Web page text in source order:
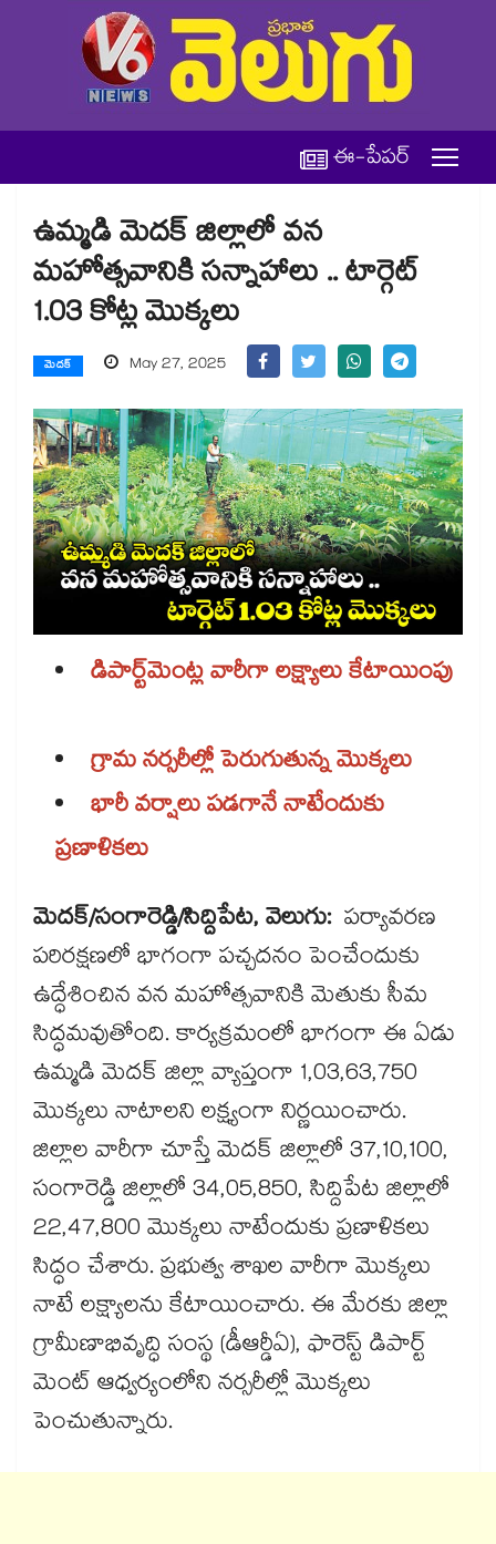
ఈ-పేపర్
ఉమ్మడి మెదక్ జిల్లాలో వన
మహోత్సవానికి సన్నాహాలు .. టార్గెట్
1.03 కోట్ల మొక్కలు
మెదక్ May 27, 2025
డిపార్ట్​మెంట్ల వారీగా లక్ష్యాలు కేటాయింపు
గ్రామ నర్సరీల్లో పెరుగుతున్న మొక్కలు
భారీ వర్షాలు పడగానే నాటేందుకు
ప్రణాళికలు
మెదక్/సంగారెడ్డి/సిద్దిపేట, వెలుగు: పర్యావరణ
పరిరక్షణలో భాగంగా పచ్చదనం పెంచేందుకు
ఉద్ధేశించిన వన మహోత్సవానికి మెతుకు సీమ
సిద్ధమవుతోంది. కార్యక్రమంలో భాగంగా ఈ ఏడు
ఉమ్మడి మెదక్ జిల్లా వ్యాప్తంగా 1,03,63,750
మొక్కలు నాటాలని లక్ష్యంగా నిర్ణయించారు.
జిల్లాల వారీగా చూస్తే మెదక్ జిల్లాలో 37,10,100,
సంగారెడ్డి జిల్లాలో 34,05,850, సిద్దిపేట జిల్లాలో
22,47,800 మొక్కలు నాటేందుకు ప్రణాళికలు
సిద్ధం చేశారు. ప్రభుత్వ శాఖల వారీగా మొక్కలు
నాటే లక్ష్యాలను కేటాయించారు. ఈ మేరకు జిల్లా
గ్రామీణాభివృద్ధి సంస్థ (డీఆర్డీఏ), ఫారెస్ట్ డిపార్ట్​
మెంట్ ఆధ్వర్యంలోని నర్సరీల్లో మొక్కలు
పెంచుతున్నారు.